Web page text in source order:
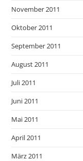
November 2011
Oktober 2011
September 2011
August 2011
Juli 2011
Juni 2011
Mai 2011
April 2011
März 2011